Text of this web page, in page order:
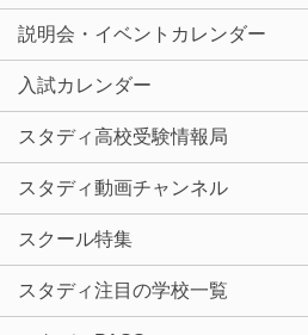
説明会・イベントカレンダー
入試カレンダー
スタディ高校受験情報局
スタディ動画チャンネル
スクール特集
スタディ注目の学校一覧